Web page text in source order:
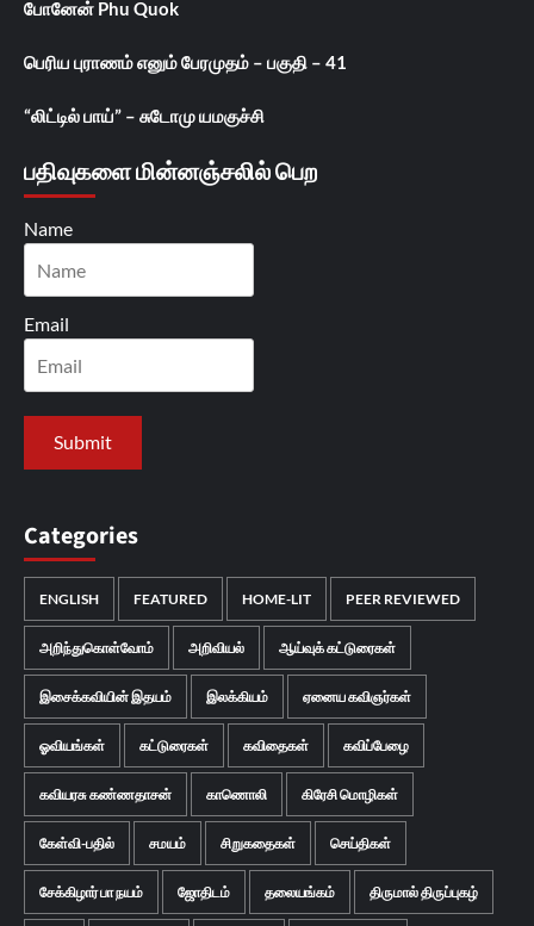
போனேன் Phu Quok
பெரிய புராணம் எனும் பேரமுதம் – பகுதி – 41
“லிட்டில் பாய்” – சுடோமு யமகுச்சி
பதிவுகளை மின்னஞ்சலில் பெற
Name
Email
Categories
ENGLISH FEATURED HOME-LIT PEER REVIEWED
அறிந்துகொள்வோம் அறிவியல் ஆய்வுக் கட்டுரைகள்
இசைக்கவியின் இதயம் இலக்கியம் ஏனைய கவிஞர்கள்
ஓவியங்கள் கட்டுரைகள் கவிதைகள் கவிப்பேழை
கவியரசு கண்ணதாசன் காணொலி கிரேசி மொழிகள்
கேள்வி-பதில் சமயம் சிறுகதைகள் செய்திகள்
சேக்கிழார் பா நயம் ஜோதிடம் தலையங்கம் திருமால் திருப்புகழ்